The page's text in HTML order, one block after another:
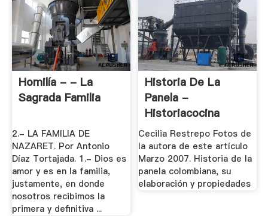
Homilía - - La
Sagrada Familia
2.- LA FAMILIA DE
NAZARET. Por Antonio
Díaz Tortajada. 1.- Dios es
amor y es en la familia,
justamente, en donde
nosotros recibimos la
primera y definitiva ...
Historia De La
Panela -
Historiacocina
Cecilia Restrepo Fotos de
la autora de este artículo
Marzo 2007. Historia de la
panela colombiana, su
elaboración y propiedades